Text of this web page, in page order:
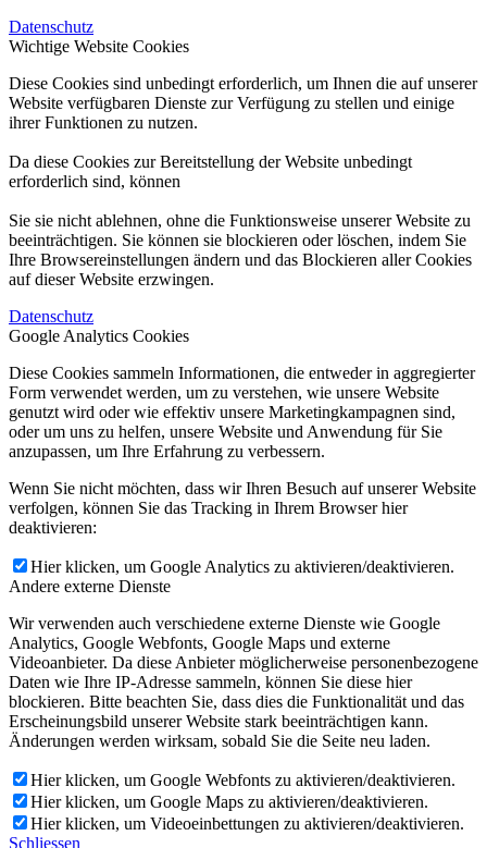
Datenschutz
Wichtige Website Cookies
Diese Cookies sind unbedingt erforderlich, um Ihnen die auf unserer
Website verfügbaren Dienste zur Verfügung zu stellen und einige
ihrer Funktionen zu nutzen.
Da diese Cookies zur Bereitstellung der Website unbedingt
erforderlich sind, können
Sie sie nicht ablehnen, ohne die Funktionsweise unserer Website zu
beeinträchtigen. Sie können sie blockieren oder löschen, indem Sie
Ihre Browsereinstellungen ändern und das Blockieren aller Cookies
auf dieser Website erzwingen.
Datenschutz
Google Analytics Cookies
Diese Cookies sammeln Informationen, die entweder in aggregierter
Form verwendet werden, um zu verstehen, wie unsere Website
genutzt wird oder wie effektiv unsere Marketingkampagnen sind,
oder um uns zu helfen, unsere Website und Anwendung für Sie
anzupassen, um Ihre Erfahrung zu verbessern.
Wenn Sie nicht möchten, dass wir Ihren Besuch auf unserer Website
verfolgen, können Sie das Tracking in Ihrem Browser hier
deaktivieren:
Hier klicken, um Google Analytics zu aktivieren/deaktivieren.
Andere externe Dienste
Wir verwenden auch verschiedene externe Dienste wie Google
Analytics, Google Webfonts, Google Maps und externe
Videoanbieter. Da diese Anbieter möglicherweise personenbezogene
Daten wie Ihre IP-Adresse sammeln, können Sie diese hier
blockieren. Bitte beachten Sie, dass dies die Funktionalität und das
Erscheinungsbild unserer Website stark beeinträchtigen kann.
Änderungen werden wirksam, sobald Sie die Seite neu laden.
Hier klicken, um Google Webfonts zu aktivieren/deaktivieren.
Hier klicken, um Google Maps zu aktivieren/deaktivieren.
Hier klicken, um Videoeinbettungen zu aktivieren/deaktivieren.
Schliessen